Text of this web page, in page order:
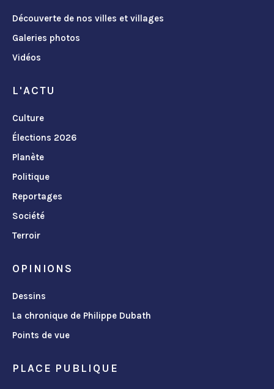
Découverte de nos villes et villages
Galeries photos
Vidéos
L'ACTU
Culture
Élections 2026
Planète
Politique
Reportages
Société
Terroir
OPINIONS
Dessins
La chronique de Philippe Dubath
Points de vue
PLACE PUBLIQUE